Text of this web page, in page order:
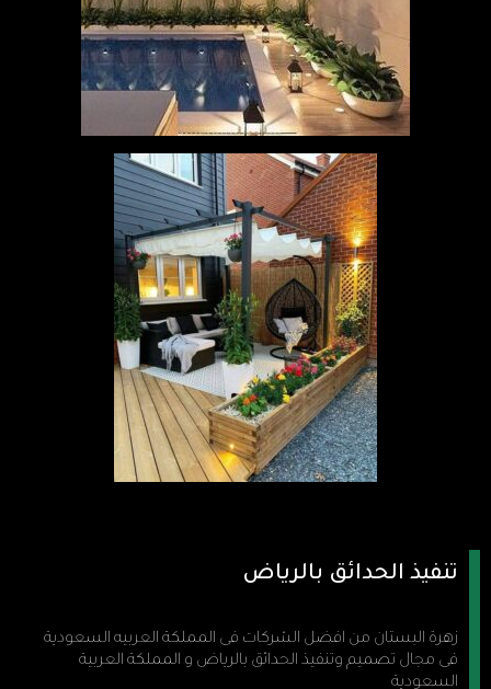
تنفيذ الحدائق بالرياض
زهرة البستان من افضل الشركات فى المملكة العربيه السعودية
فى مجال تصميم وتنفيذ الحدائق بالرياض و المملكة العربية
السعودية